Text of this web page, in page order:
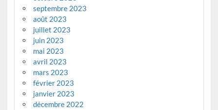
septembre 2023
août 2023
juillet 2023
juin 2023
mai 2023
avril 2023
mars 2023
février 2023
janvier 2023
décembre 2022